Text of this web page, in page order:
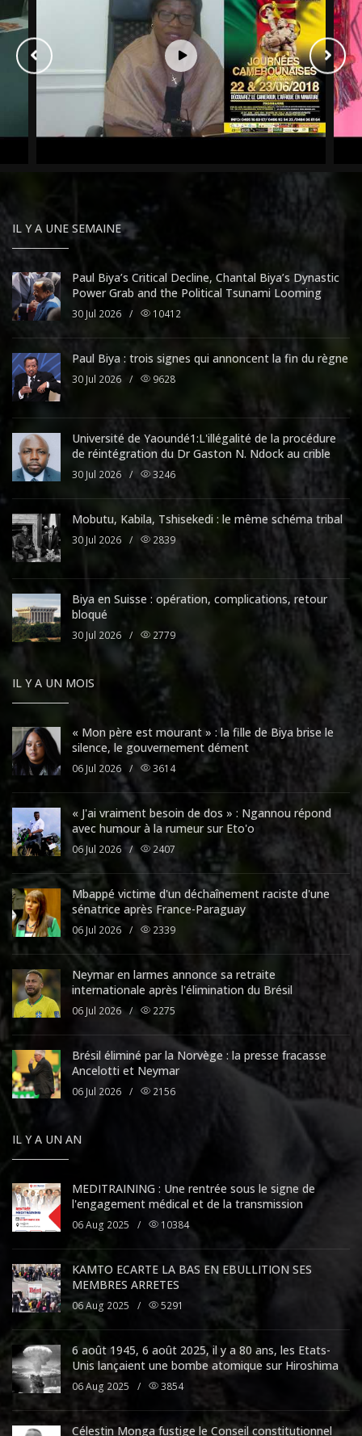
IL Y A UNE SEMAINE
Paul Biya’s Critical Decline, Chantal Biya’s Dynastic
Power Grab and the Political Tsunami Looming
30 Jul 2026 / 10412
Paul Biya : trois signes qui annoncent la fin du règne
30 Jul 2026 / 9628
Université de Yaoundé1:L'illégalité de la procédure
de réintégration du Dr Gaston N. Ndock au crible
30 Jul 2026 / 3246
Mobutu, Kabila, Tshisekedi : le même schéma tribal
30 Jul 2026 / 2839
Biya en Suisse : opération, complications, retour
bloqué
30 Jul 2026 / 2779
IL Y A UN MOIS
« Mon père est mourant » : la fille de Biya brise le
silence, le gouvernement dément
06 Jul 2026 / 3614
« J'ai vraiment besoin de dos » : Ngannou répond
avec humour à la rumeur sur Eto'o
06 Jul 2026 / 2407
Mbappé victime d'un déchaînement raciste d'une
sénatrice après France-Paraguay
06 Jul 2026 / 2339
Neymar en larmes annonce sa retraite
internationale après l'élimination du Brésil
06 Jul 2026 / 2275
Brésil éliminé par la Norvège : la presse fracasse
Ancelotti et Neymar
06 Jul 2026 / 2156
IL Y A UN AN
MEDITRAINING : Une rentrée sous le signe de
l'engagement médical et de la transmission
06 Aug 2025 / 10384
KAMTO ECARTE LA BAS EN EBULLITION SES
MEMBRES ARRETES
06 Aug 2025 / 5291
6 août 1945, 6 août 2025, il y a 80 ans, les Etats-
Unis lançaient une bombe atomique sur Hiroshima
06 Aug 2025 / 3854
Célestin Monga fustige le Conseil constitutionnel